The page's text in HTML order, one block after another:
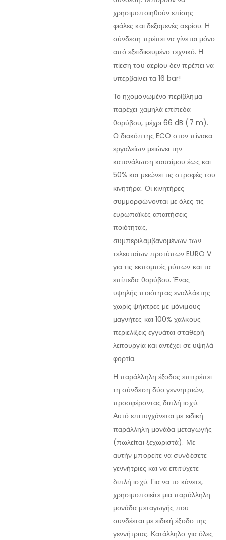
χρησιμοποιηθούν επίσης
φιάλες και δεξαμενές αερίου. Η
σύνδεση πρέπει να γίνεται μόνο
από εξειδικευμένο τεχνικό. Η
πίεση του αερίου δεν πρέπει να
υπερβαίνει τα 16 bar!
Το ηχομονωμένο περίβλημα
παρέχει χαμηλά επίπεδα
θορύβου, μέχρι 66 dB (7 m).
Ο διακόπτης ECO στον πίνακα
εργαλείων μειώνει την
κατανάλωση καυσίμου έως και
50% και μειώνει τις στροφές του
κινητήρα. Οι κινητήρες
συμμορφώνονται με όλες τις
ευρωπαϊκές απαιτήσεις
ποιότητας,
συμπεριλαμβανομένων των
τελευταίων προτύπων EURO V
για τις εκπομπές ρύπων και τα
επίπεδα θορύβου. Ένας
υψηλής ποιότητας εναλλάκτης
χωρίς ψήκτρες με μόνιμους
μαγνήτες και 100% χαλκους
περιελίξεις εγγυάται σταθερή
λειτουργία και αντέχει σε υψηλά
φορτία.
Η παράλληλη έξοδος επιτρέπει
τη σύνδεση δύο γεννητριών,
προσφέροντας διπλή ισχύ.
Αυτό επιτυγχάνεται με ειδική
παράλληλη μονάδα μεταγωγής
(πωλείται ξεχωριστά). Με
αυτήν μπορείτε να συνδέσετε
γεννήτριες και να επιτύχετε
διπλή ισχύ. Για να το κάνετε,
χρησιμοποιείτε μια παράλληλη
μονάδα μεταγωγής που
συνδέεται με ειδική έξοδο της
γεννήτριας. Κατάλληλο για όλες